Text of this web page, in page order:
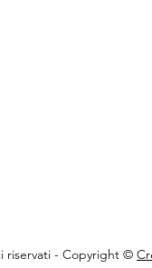
riservati - Copyright ©